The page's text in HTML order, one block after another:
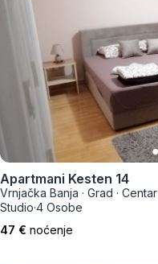
Apartmani Kesten 14
Vrnjačka Banja · Grad · Centar
Studio·4 Osobe
47 € noćenje